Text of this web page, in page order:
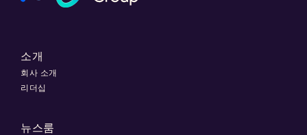
소개
회사 소개
리더십
뉴스룸